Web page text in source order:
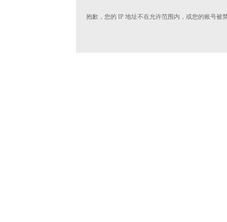
抱歉，您的 IP 地址不在允许范围内，或您的账号被